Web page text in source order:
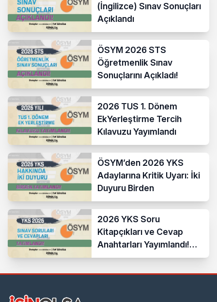
(İngilizce) Sınav Sonuçları
Açıklandı
ÖSYM 2026 STS
Öğretmenlik Sınav
Sonuçlarını Açıkladı!
2026 TUS 1. Dönem
EkYerleştirme Tercih
Kılavuzu Yayımlandı
ÖSYM’den 2026 YKS
Adaylarına Kritik Uyarı: İki
Duyuru Birden
2026 YKS Soru
Kitapçıkları ve Cevap
Anahtarları Yayımlandı!
ÖSYM Erişime Açtı